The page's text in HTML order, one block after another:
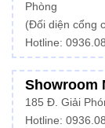
Phòng
(Đối diện cổng
Hotline:
Showroom
185 Đ. Giải
Hotline: